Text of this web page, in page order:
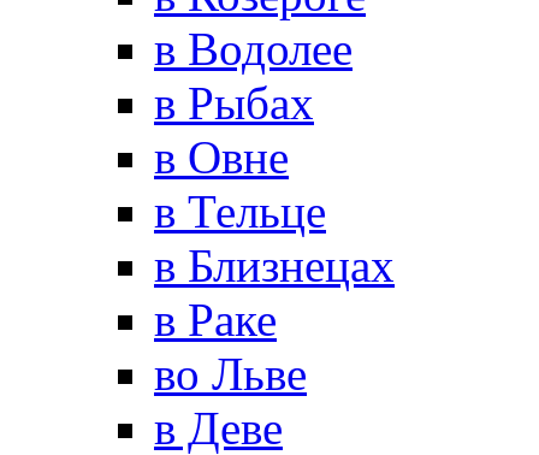
в Водолее
в Рыбах
в Овне
в Тельце
в Близнецах
в Раке
во Льве
в Деве